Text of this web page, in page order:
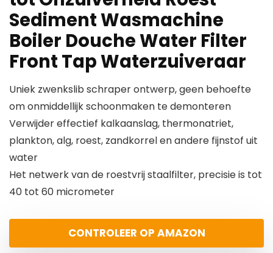
Sediment Wasmachine
Boiler Douche Water Filter
Front Tap Waterzuiveraar
Uniek zwenkslib schraper ontwerp, geen behoefte
om onmiddellijk schoonmaken te demonteren
Verwijder effectief kalkaanslag, thermonatriet,
plankton, alg, roest, zandkorrel en andere fijnstof uit
water
Het netwerk van de roestvrij staalfilter, precisie is tot
40 tot 60 micrometer
CONTROLEER OP AMAZON